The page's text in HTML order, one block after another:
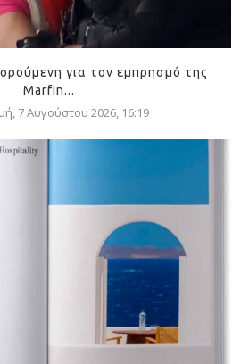
για τον εμπρησμό της
Marfin...
7 Αυγούστου 2026, 16:19